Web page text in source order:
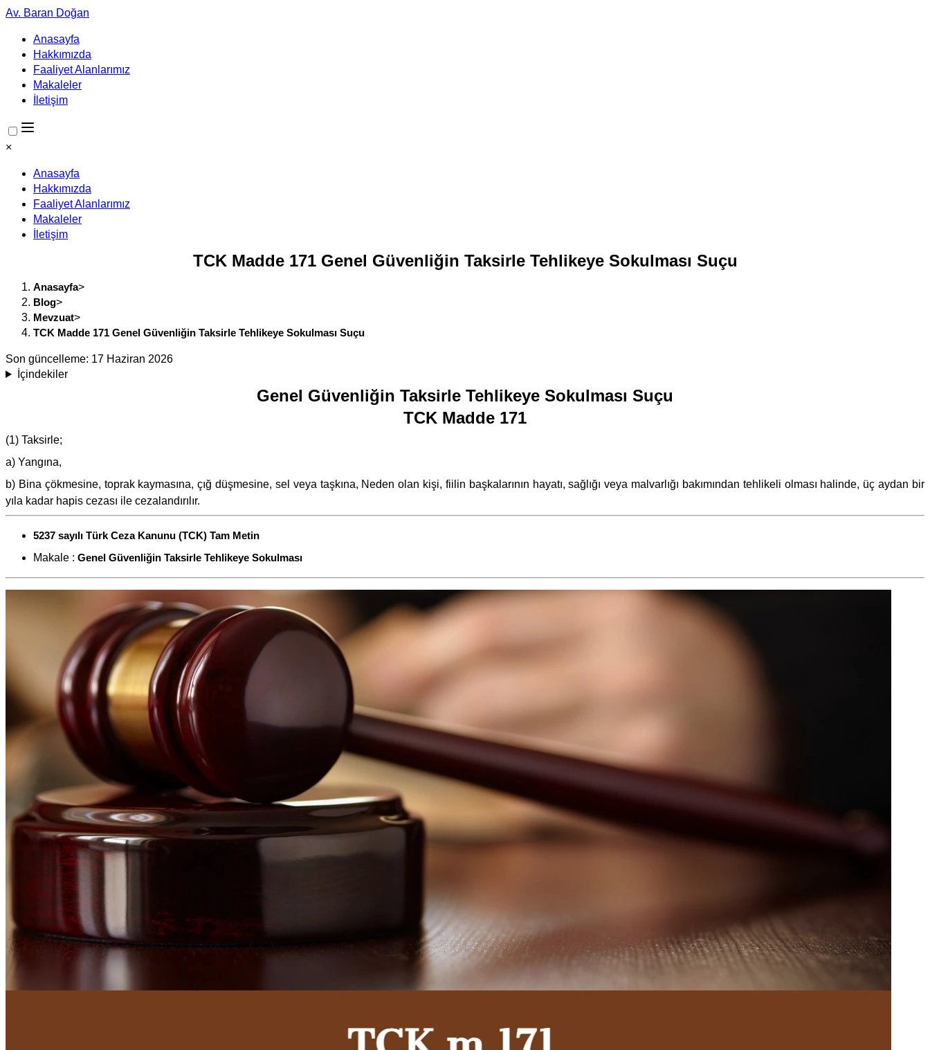
Av. Baran Doğan
Anasayfa
Hakkımızda
Faaliyet Alanlarımız
Makaleler
İletişim
×
Anasayfa
Hakkımızda
Faaliyet Alanlarımız
Makaleler
İletişim
TCK Madde 171 Genel Güvenliğin Taksirle Tehlikeye Sokulması Suçu
Anasayfa>
Blog>
Mevzuat>
TCK Madde 171 Genel Güvenliğin Taksirle Tehlikeye Sokulması Suçu
Son güncelleme: 17 Haziran 2026
İçindekiler
Genel Güvenliğin Taksirle Tehlikeye Sokulması Suçu
TCK Madde 171
(1) Taksirle;
a) Yangına,
b) Bina çökmesine, toprak kaymasına, çığ düşmesine, sel veya taşkına, Neden olan kişi, fiilin başkalarının hayatı, sağlığı veya malvarlığı bakımından tehlikeli olması halinde, üç aydan bir
yıla kadar hapis cezası ile cezalandırılır.
5237 sayılı Türk Ceza Kanunu (TCK) Tam Metin
Makale : Genel Güvenliğin Taksirle Tehlikeye Sokulması